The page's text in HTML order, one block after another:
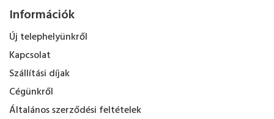
Információk
Új telephelyünkről
Kapcsolat
Szállítási díjak
Cégünkről
Általános szerződési feltételek